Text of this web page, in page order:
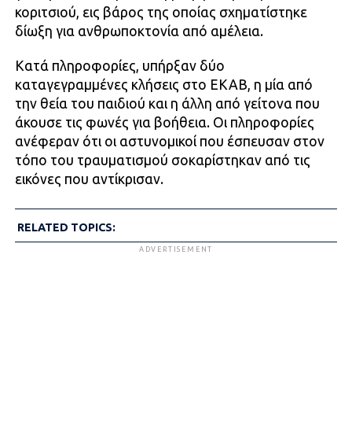
κοριτσιού, εις βάρος της οποίας σχηματίστηκε
δίωξη για ανθρωποκτονία από αμέλεια.
Κατά πληροφορίες, υπήρξαν δύο
καταγεγραμμένες κλήσεις στο ΕΚΑΒ, η μία από
την θεία του παιδιού και η άλλη από γείτονα που
άκουσε τις φωνές για βοήθεια. Οι πληροφορίες
ανέφεραν ότι οι αστυνομικοί που έσπευσαν στον
τόπο του τραυματισμού σοκαρίστηκαν από τις
εικόνες που αντίκρισαν.
RELATED TOPICS:
ADVERTISEMENT